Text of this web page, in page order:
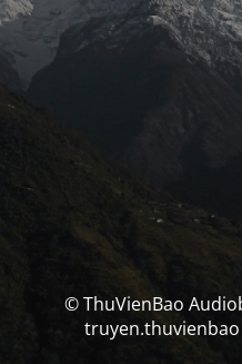
© ThuVienBao